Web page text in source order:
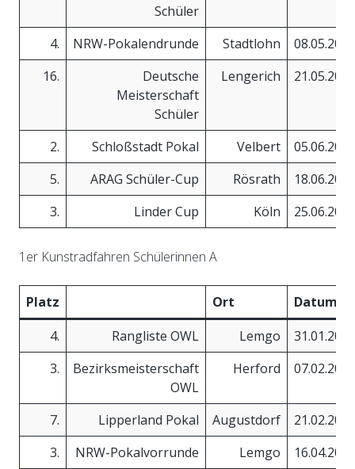
Schüler
4. NRW-Pokalendrunde Stadtlohn
08.05.2016
16.
Deutsche
Meisterschaft
Schüler
Lengerich 21.05.2016
2. Schloßstadt Pokal Velbert
05.06.2016
5.
ARAG Schüler-Cup Rösrath
18.06.2016
3.
Linder Cup Köln 25.06.2016
1er Kunstradfahren Schülerinnen A
Platz Ort
Datum
4.
Rangliste OWL Lemgo
31.01.2016
3.
Bezirksmeisterschaft
OWL
Herford 07.02.2016
7. Lipperland Pokal Augustdorf
21.02.2016
3.
NRW-Pokalvorrunde Lemgo
16.04.2016